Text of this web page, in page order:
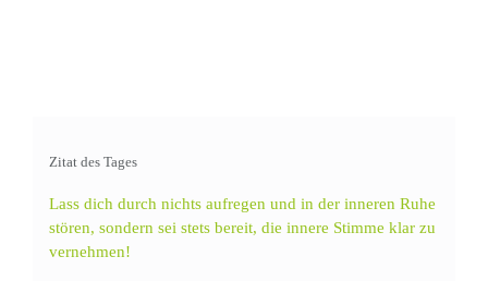
Zitat des Tages
Lass dich durch nichts aufregen und in der inneren Ruhe
stören, sondern sei stets bereit, die innere Stimme klar zu
vernehmen!